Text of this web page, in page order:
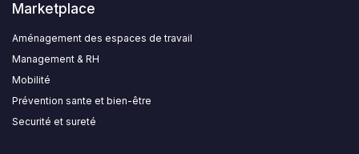
Marketplace
Aménagement des espaces de travail
Management & RH
Mobilité
Prévention sante et bien-être
Securité et sureté